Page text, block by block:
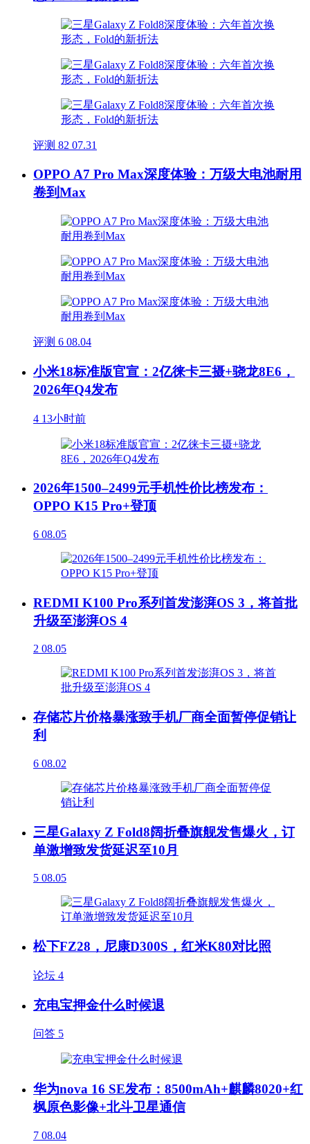
评测 82 07.31
OPPO A7 Pro Max深度体验：万级大电池耐用
卷到Max
评测 6 08.04
小米18标准版官宣：2亿徕卡三摄+骁龙8E6，
2026年Q4发布
4 13小时前
2026年1500–2499元手机性价比榜发布：
OPPO K15 Pro+登顶
6 08.05
REDMI K100 Pro系列首发澎湃OS 3，将首批
升级至澎湃OS 4
2 08.05
存储芯片价格暴涨致手机厂商全面暂停促销让
利
6 08.02
三星Galaxy Z Fold8阔折叠旗舰发售爆火，订
单激增致发货延迟至10月
5 08.05
松下FZ28，尼康D300S，红米K80对比照
论坛 4
充电宝押金什么时候退
问答 5
华为nova 16 SE发布：8500mAh+麒麟8020+红
枫原色影像+北斗卫星通信
7 08.04